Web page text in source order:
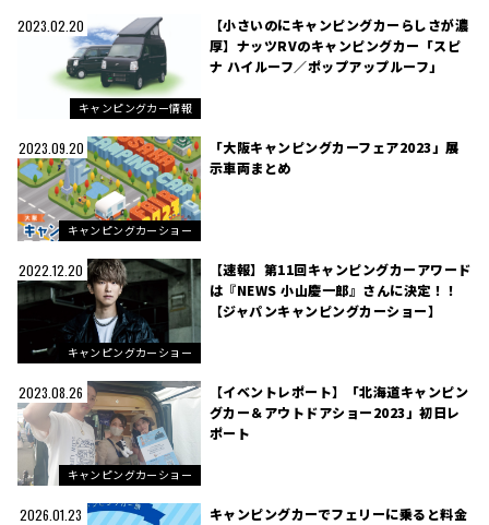
2023.02.20
キャンピングカー情報
【小さいのにキャンピングカーらしさが濃
厚】ナッツRVのキャンピングカー「スピ
ナ ハイルーフ／ポップアップルーフ」
2023.09.20
キャンピングカーショー
「大阪キャンピングカーフェア2023」展
示車両まとめ
2022.12.20
キャンピングカーショー
【速報】第11回キャンピングカーアワード
は『NEWS 小山慶一郎』さんに決定！！
【ジャパンキャンピングカーショー】
2023.08.26
キャンピングカーショー
【イベントレポート】「北海道キャンピン
グカー＆アウトドアショー2023」初日レ
ポート
2026.01.23 キャンピングカーでフェリーに乗ると料金